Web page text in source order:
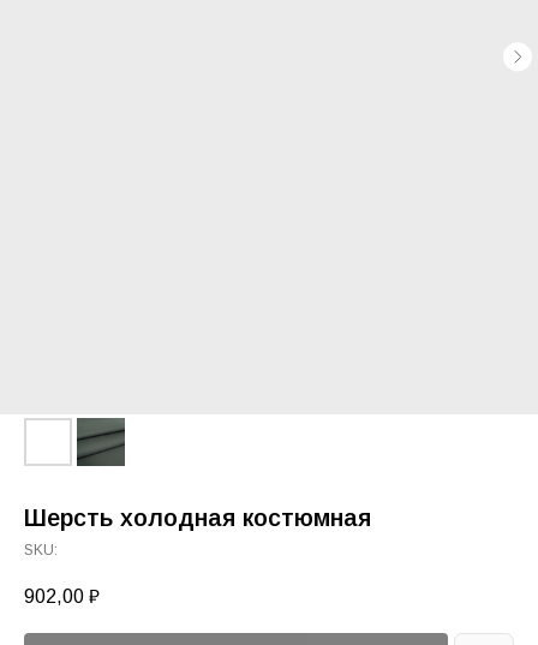
Шерсть холодная костюмная
SKU:
902,00 ₽